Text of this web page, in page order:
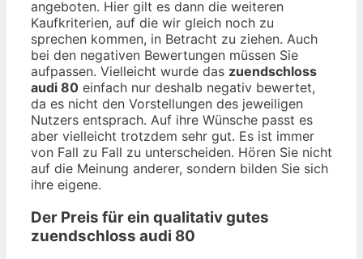
angeboten. Hier gilt es dann die weiteren
Kaufkriterien, auf die wir gleich noch zu
sprechen kommen, in Betracht zu ziehen. Auch
bei den negativen Bewertungen müssen Sie
aufpassen. Vielleicht wurde das zuendschloss
audi 80 einfach nur deshalb negativ bewertet,
da es nicht den Vorstellungen des jeweiligen
Nutzers entsprach. Auf ihre Wünsche passt es
aber vielleicht trotzdem sehr gut. Es ist immer
von Fall zu Fall zu unterscheiden. Hören Sie nicht
auf die Meinung anderer, sondern bilden Sie sich
ihre eigene.
Der Preis für ein qualitativ gutes
zuendschloss audi 80